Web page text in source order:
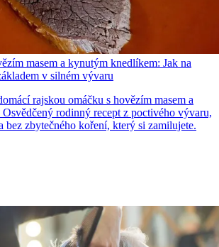
masem a kynutým knedlíkem: Jak na
v silném vývaru
rajskou omáčku s hovězím masem a
rodinný recept z poctivého vývaru,
bez zbytečného koření, který si zamilujete.